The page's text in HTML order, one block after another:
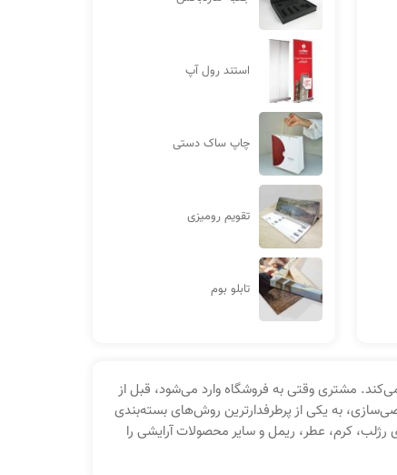
استند رول آپ
چاپ ساک دستی
تقویم رومیزی
تابلو بوم
مشتری وقتی به فروشگاه وارد می‌شود، قبل از
به یکی از پرطرفدارترین روش‌های بسته‌بندی
رژلب، کرم، عطر، ریمل و سایر محصولات آرایشی را